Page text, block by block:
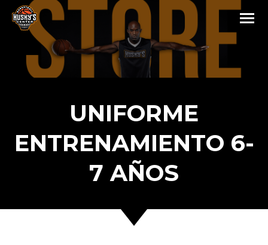
UNIFORME
ENTRENAMIENTO 6-
7 AÑOS